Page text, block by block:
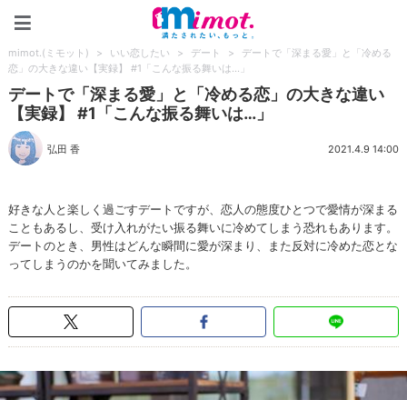
mimot.(ミモット) > いい恋したい > デート >
デートで「深まる愛」と「冷める
恋」の大きな違い【実録】 #1「こんな振る舞いは…」
デートで「深まる愛」と「冷める恋」の大きな違い
【実録】 #1「こんな振る舞いは…」
弘田 香 2021.4.9 14:00
好きな人と楽しく過ごすデートですが、恋人の態度ひとつで愛情が深まる
こともあるし、受け入れがたい振る舞いに冷めてしまう恐れもあります。
デートのとき、男性はどんな瞬間に愛が深まり、また反対に冷めた恋とな
ってしまうのかを聞いてみました。